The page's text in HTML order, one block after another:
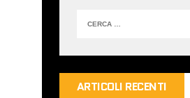
ARTICOLI RECENTI